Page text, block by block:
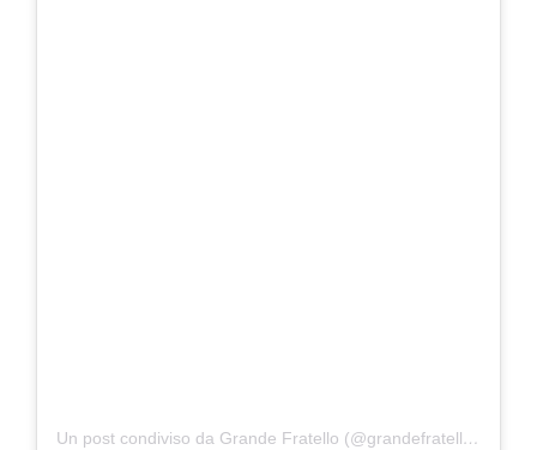
Un post condiviso da Grande Fratello (@grandefratellotv)